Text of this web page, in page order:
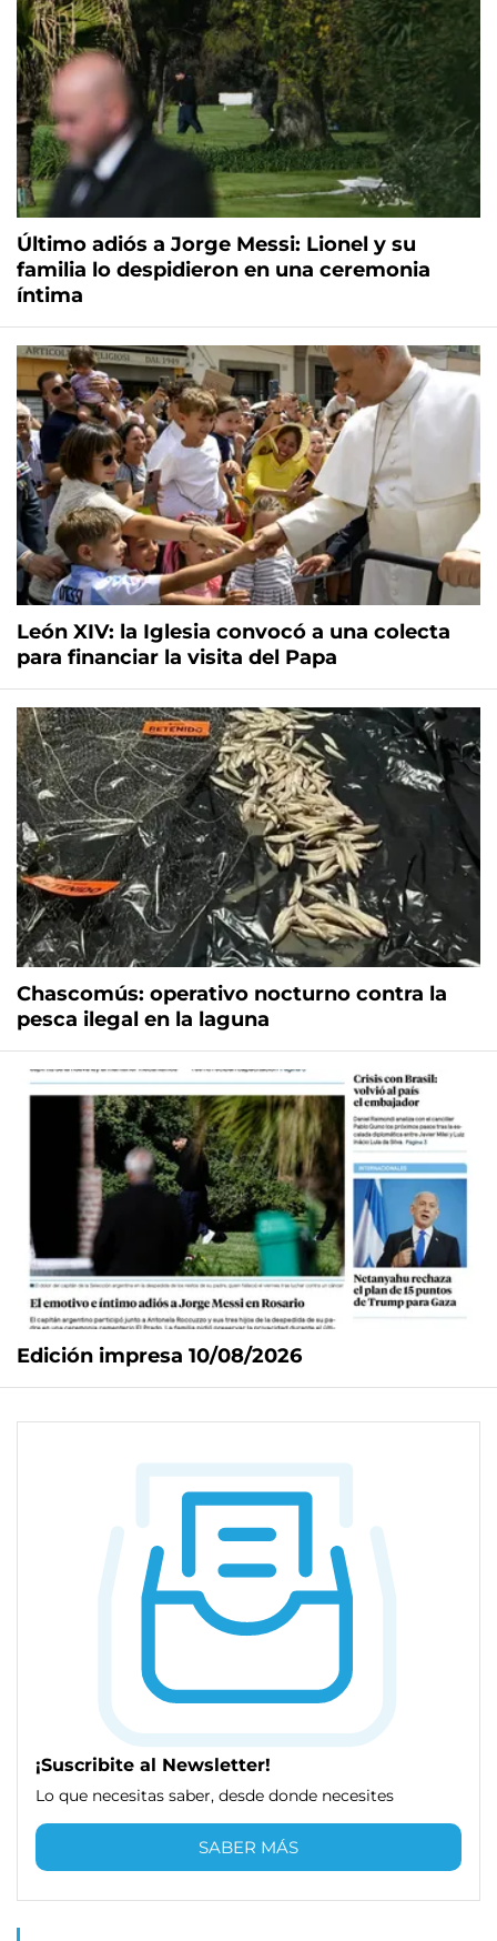
Último adiós a Jorge Messi: Lionel y su
familia lo despidieron en una ceremonia
íntima
León XIV: la Iglesia convocó a una colecta
para financiar la visita del Papa
Chascomús: operativo nocturno contra la
pesca ilegal en la laguna
Edición impresa 10/08/2026
¡Suscribite al Newsletter!
Lo que necesitas saber, desde donde necesites
SABER MÁS